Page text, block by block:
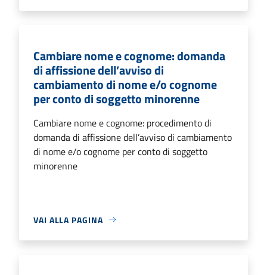
Cambiare nome e cognome: domanda
di affissione dell’avviso di
cambiamento di nome e/o cognome
per conto di soggetto minorenne
Cambiare nome e cognome: procedimento di
domanda di affissione dell’avviso di cambiamento
di nome e/o cognome per conto di soggetto
minorenne
VAI ALLA PAGINA